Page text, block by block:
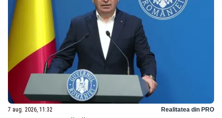
7 aug. 2026, 11:32 Realitatea din PRO